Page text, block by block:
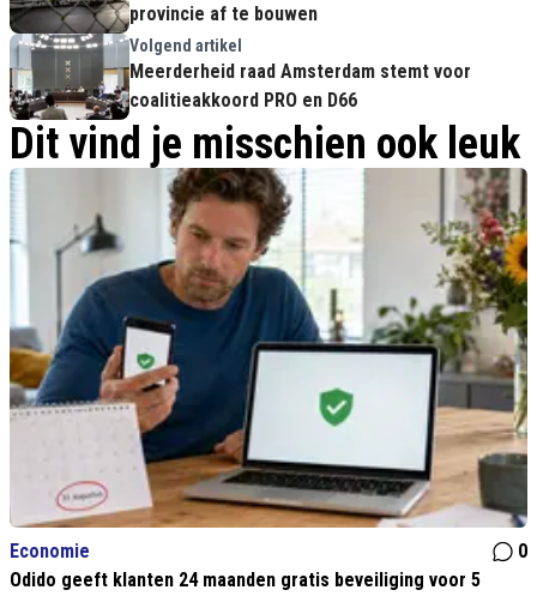
provincie af te bouwen
Volgend artikel
Meerderheid raad Amsterdam stemt voor
coalitieakkoord PRO en D66
Dit vind je misschien ook leuk
Economie
0
Odido geeft klanten 24 maanden gratis beveiliging voor 5